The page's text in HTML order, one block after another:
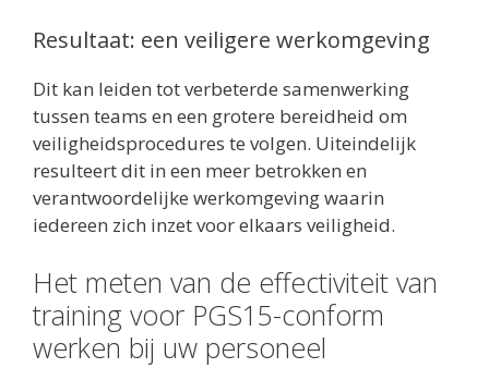
Resultaat: een veiligere werkomgeving
Dit kan leiden tot verbeterde samenwerking
tussen teams en een grotere bereidheid om
veiligheidsprocedures te volgen. Uiteindelijk
resulteert dit in een meer betrokken en
verantwoordelijke werkomgeving waarin
iedereen zich inzet voor elkaars veiligheid.
Het meten van de effectiviteit van
training voor PGS15-conform
werken bij uw personeel